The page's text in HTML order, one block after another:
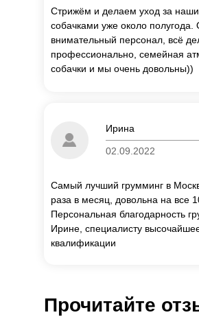
Стрижём и делаем уход за
собачками уже около полугода.
внимательный персонал, всё
профессионально, семейная
собачки и мы очень довольны))
Ирина
02.09.2022
Самый лучший грумминг в
раза в месяц, довольна на все
Персональная благодарность
Ирине, специалисту
квалификации
Прочитайте